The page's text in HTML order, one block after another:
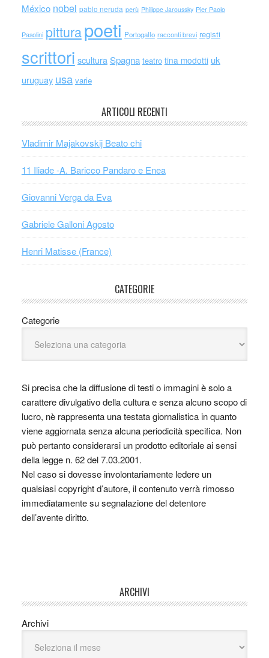
México nobel pablo neruda perù Philippe Jaroussky Pier Paolo
Pasolini pitturapoeti Portogallo racconti brevi registi
scrittori scultura Spagna teatro tina modotti uk
uruguay usa varie
ARTICOLI RECENTI
Vladimir Majakovskij Beato chi
11 Iliade -A. Baricco Pandaro e Enea
Giovanni Verga da Eva
Gabriele Galloni Agosto
Henri Matisse (France)
CATEGORIE
Categorie
Si precisa che la diffusione di testi o immagini è solo a
carattere divulgativo della cultura e senza alcuno scopo di
lucro, nè rappresenta una testata giornalistica in quanto
viene aggiornata senza alcuna periodicità specifica. Non
può pertanto considerarsi un prodotto editoriale ai sensi
della legge n. 62 del 7.03.2001.
Nel caso si dovesse involontariamente ledere un
qualsiasi copyright d’autore, il contenuto verrà rimosso
immediatamente su segnalazione del detentore
dell’avente diritto.
ARCHIVI
Archivi